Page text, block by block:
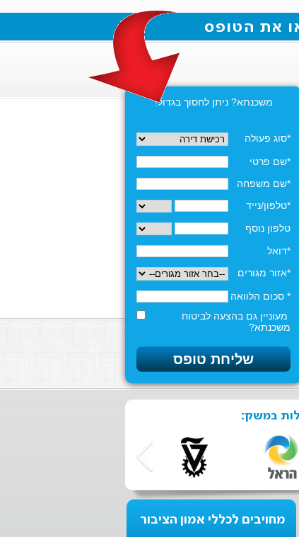
משכנתא? ניתן לחסוך בגדול!
*סוג פעולה
*שם פרטי
*שם משפחה
*טלפון/נייד
טלפון נוסף
*דואל
*אזור מגורים
* סכום הלוואה
מעוניין גם בהצעה לביטוח
משכנתא?
במשק:
מחויבים לכללי אמון הציבור